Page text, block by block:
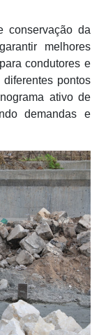
conservação da
melhores
condutores e
pontos
ativo de
demandas e